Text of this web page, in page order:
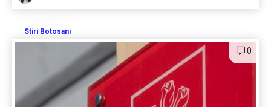
Stiri Botosani
0